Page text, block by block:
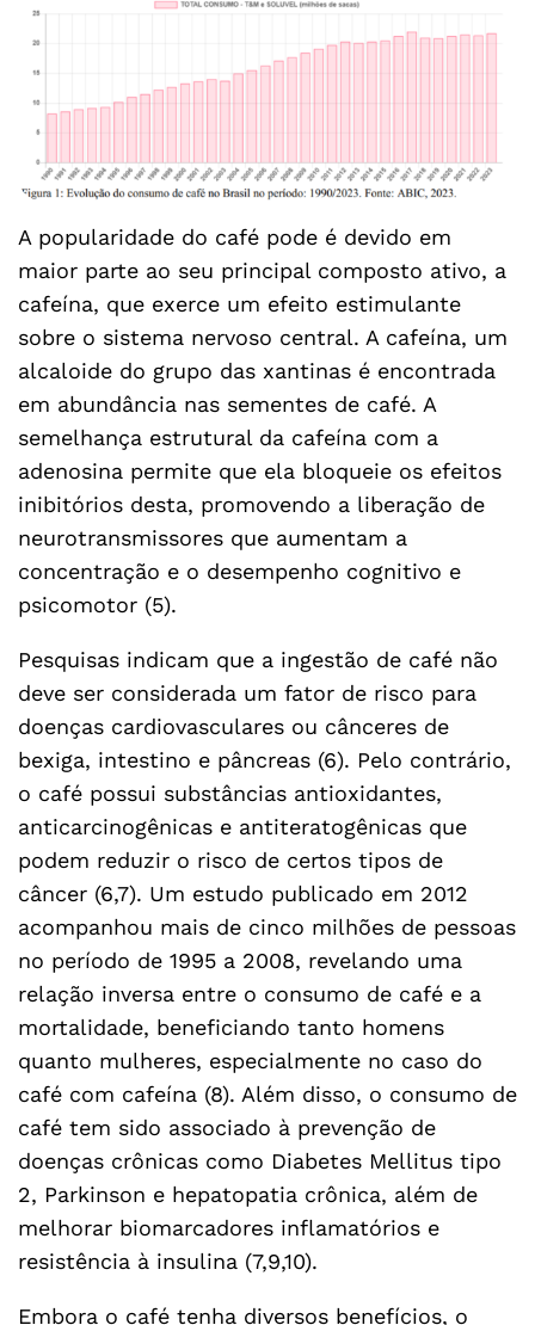
A popularidade do café pode é devido em
maior parte ao seu principal composto ativo, a
cafeína, que exerce um efeito estimulante
sobre o sistema nervoso central. A cafeína, um
alcaloide do grupo das xantinas é encontrada
em abundância nas sementes de café. A
semelhança estrutural da cafeína com a
adenosina permite que ela bloqueie os efeitos
inibitórios desta, promovendo a liberação de
neurotransmissores que aumentam a
concentração e o desempenho cognitivo e
psicomotor (5).
Pesquisas indicam que a ingestão de café não
deve ser considerada um fator de risco para
doenças cardiovasculares ou cânceres de
bexiga, intestino e pâncreas (6). Pelo contrário,
o café possui substâncias antioxidantes,
anticarcinogênicas e antiteratogênicas que
podem reduzir o risco de certos tipos de
câncer (6,7). Um estudo publicado em 2012
acompanhou mais de cinco milhões de pessoas
no período de 1995 a 2008, revelando uma
relação inversa entre o consumo de café e a
mortalidade, beneficiando tanto homens
quanto mulheres, especialmente no caso do
café com cafeína (8). Além disso, o consumo de
café tem sido associado à prevenção de
doenças crônicas como Diabetes Mellitus tipo
2, Parkinson e hepatopatia crônica, além de
melhorar biomarcadores inflamatórios e
resistência à insulina (7,9,10).
Embora o café tenha diversos benefícios, o